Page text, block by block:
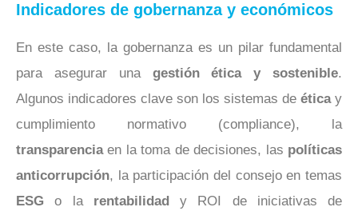
Indicadores de gobernanza y económicos
En este caso, la gobernanza es un pilar fundamental
para asegurar una gestión ética y sostenible.
Algunos indicadores clave son los sistemas de éticay
cumplimiento normativo (compliance), la
transparenciaen la toma de decisiones, las políticas
anticorrupción, la participación del consejo en temas
ESG o la rentabilidad y ROI de iniciativas de